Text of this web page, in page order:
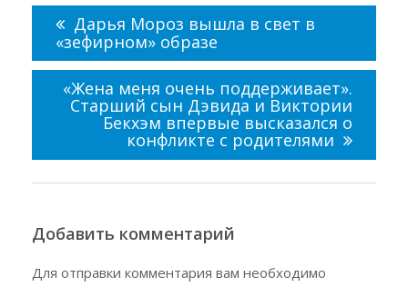
записям
Дарья Мороз вышла в свет в
«зефирном» образе
«Жена меня очень поддерживает».
Старший сын Дэвида и Виктории
Бекхэм впервые высказался о
конфликте с родителями
Добавить комментарий
Для отправки комментария вам необходимо